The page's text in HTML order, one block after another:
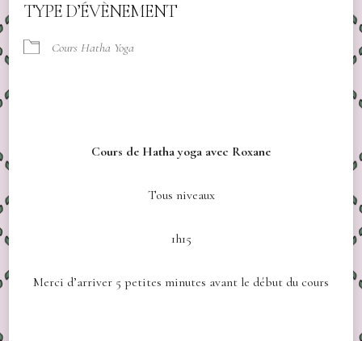
TYPE D’ÉVÈNEMENT
Cours Hatha Yoga
Cours de Hatha yoga avec Roxane
Tous niveaux
1h15
Merci d’arriver 5 petites minutes avant le début du cours